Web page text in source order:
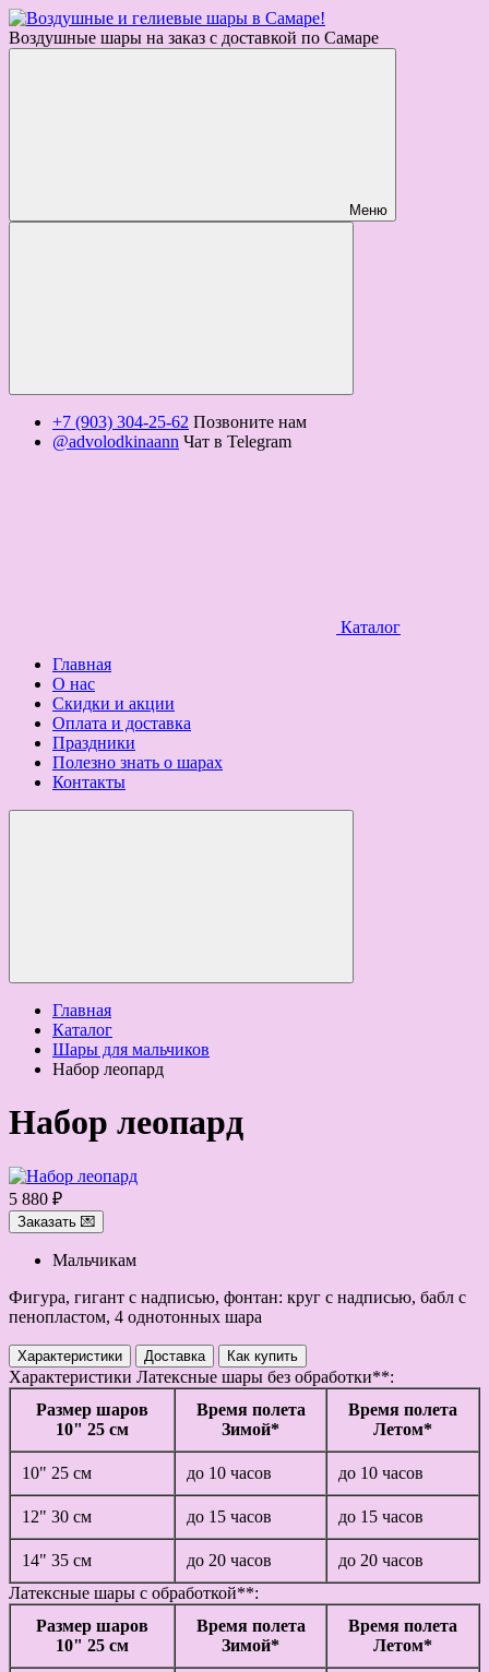
Воздушные шары на заказ с доставкой по Самаре
Меню
+7 (903) 304-25-62 Позвоните нам
@advolodkinaann Чат в Telegram
Каталог
Главная
О нас
Скидки и акции
Оплата и доставка
Праздники
Полезно знать о шарах
Контакты
Главная
Каталог
Шары для мальчиков
Набор леопард
Набор леопард
5 880 ₽
Заказать 💌
Мальчикам
Фигура, гигант с надписью, фонтан: круг с надписью, бабл с
пенопластом, 4 однотонных шара
Характеристики Доставка Как купить
Характеристики Латексные шары без обработки**:
Размер шаров
10" 25 см
Время полета
Зимой*
Время полета
Летом*
10" 25 см до 10 часов до 10 часов
12" 30 см до 15 часов до 15 часов
14" 35 см до 20 часов
до 20 часов
Латексные шары с обработкой**:
Размер шаров
10" 25 см
Время полета
Зимой*
Время полета
Летом*